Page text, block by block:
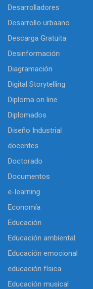
Desarrolladores
Desarrollo urbaano
Descarga Gratuita
Desinformación
Diagramación
Digital Storytelling
Diploma on line
Diplomados
Diseño Industrial
docentes
Doctorado
Documentos
e-learning.
Economía
Educación
Educación ambiental
Educación emocional
educación física
Educación musical